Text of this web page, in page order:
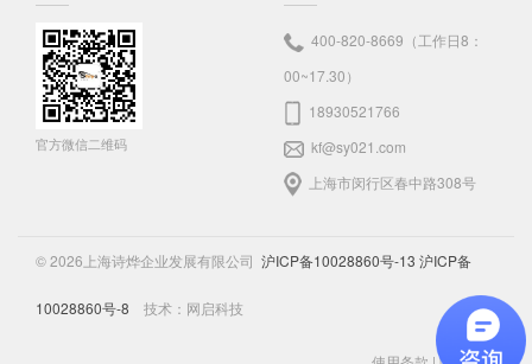
官方微信二维码
400-820-8669（工作日8：
00~17.30）
18930521766
kf@sy021.com
上海市闵行区春中路308号
© 2026上海诗烨企业发展有限公司 沪ICP备10028860号-13 沪ICP备
10028860号-8 技术： 网启科技